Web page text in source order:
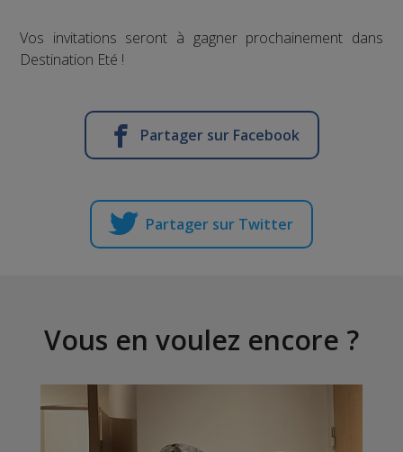
Vos invitations seront à gagner prochainement dans
Destination Eté !
Partager sur Facebook
Partager sur Twitter
Vous en voulez encore ?